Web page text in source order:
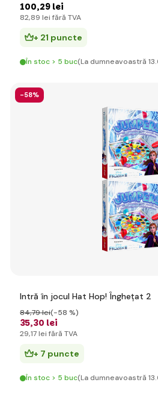
100,29 lei
82,89 lei fără TVA
+ 21 puncte
În stoc > 5 buc(La dumneavoastră
-58%
Intră în jocul Hat Hop! Înghețat 2
35,30 lei
84,79 lei(-58 %)
29,17 lei fără TVA
+ 7 puncte
În stoc > 5 buc(La dumneavoastră